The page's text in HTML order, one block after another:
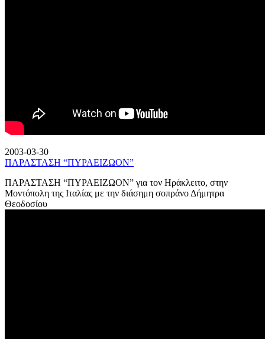
2003-03-30
ΠΑΡΑΣΤΑΣΗ “ΠΥΡΑΕΙΖΩΟΝ”
ΠΑΡΑΣΤΑΣΗ “ΠΥΡΑΕΙΖΩΟΝ” για τον Ηράκλειτο, στην
Μοντόπολη της Ιταλίας με την διάσημη σοπράνο Δήμητρα
Θεοδοσίου